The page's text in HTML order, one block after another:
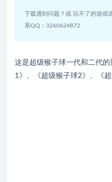
下载遇到问题？或 玩不了的游
系QQ：3260624872
这是超级猴子球一代和二代
1》、《超级猴子球2》、《